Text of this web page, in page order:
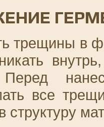
трещины в
все
структуру